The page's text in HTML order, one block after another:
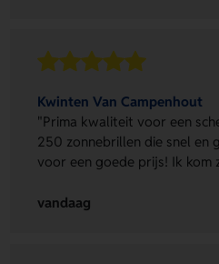
Kwinten Van Campenhout
"Prima kwaliteit voor een
250 zonnebrillen die snel en
voor een goede prijs! Ik kom
vandaag